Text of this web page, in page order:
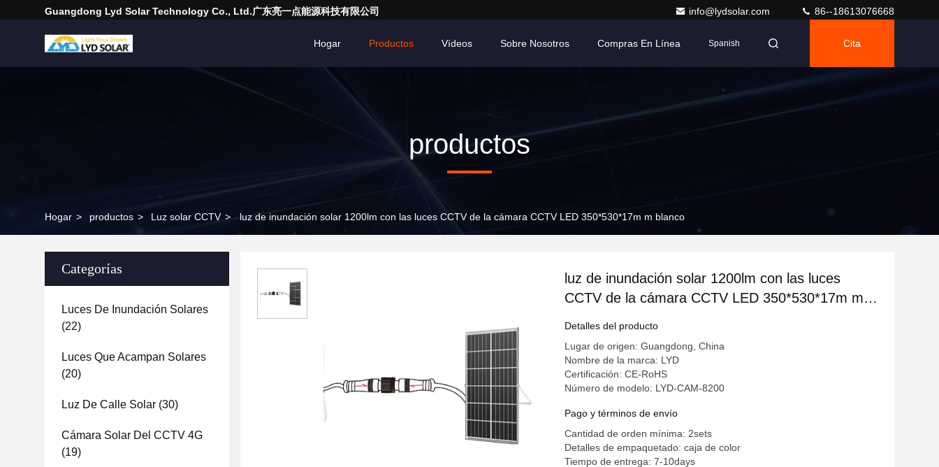
Guangdong Lyd Solar Technology Co., Ltd.广东亮一点能源科技有限公司 info@lydsolar.com 86--18613076668
Hogar Productos Vídeos Sobre Nosotros Compras En Línea Spanish Cita
productos
Hogar > productos > Luz solar CCTV > luz de inundación solar 1200lm con las luces CCTV de la cámara CCTV LED 350*530*17m m blanco
Categorías
Luces De Inundación Solares
(22)
Luces Que Acampan Solares
(20)
Luz De Calle Solar (30)
Cámara Solar Del CCTV 4G
(19)
luz de inundación solar 1200lm con las luces
CCTV de la cámara CCTV LED 350*530*17m m
Detalles del producto
Lugar de origen: Guangdong, China
Nombre de la marca: LYD
Certificación: CE-RoHS
Número de modelo: LYD-CAM-8200
Pago y términos de envío
Cantidad de orden mínima: 2sets
Detalles de empaquetado: caja de color
Tiempo de entrega: 7-10days